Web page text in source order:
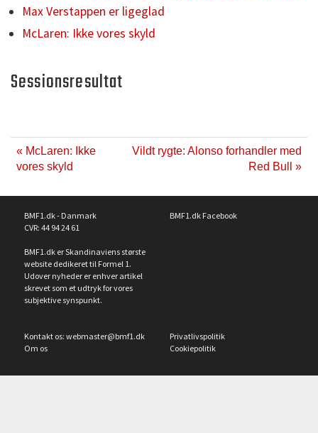
Max Verstappen er ligeglad
McLaren: Ikke vores skyld
Sessionsresultat
« McLaren: Ikke
vores skyld
Vildt rygte: Alonso forhandler med
Red Bull »
BMF1.dk - Danmark
CVR: 44 94 24 61
BMF1.dk er Skandinaviens største
website dedikeret til Formel 1.
Udover nyheder er enhver artikel
skrevet som et udtryk for vores
subjektive synspunkt.
BMF1.dk Facebook
Kontakt os: webmaster@bmf1.dk
Om os
Privatlivspolitik
Cookiepolitik